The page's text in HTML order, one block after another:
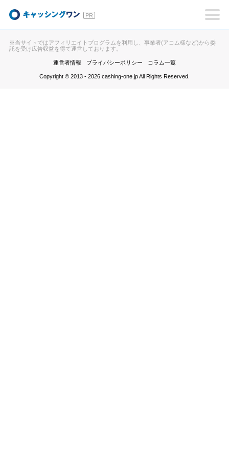
キャッシングワン
※当サイトではアフィリエイトプログラムを利用し、事業者(アコム様など)から委
託を受け広告収益を得て運営しております。
運営者情報 プライバシーポリシー コラム一覧
Copyright © 2013 - 2026 cashing-one.jp All Rights Reserved.